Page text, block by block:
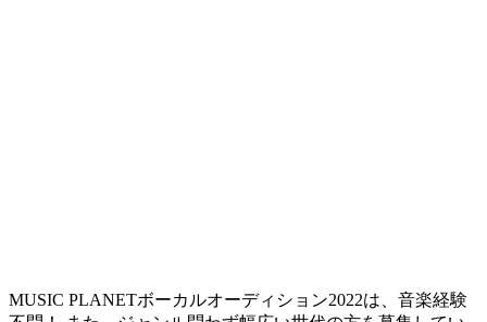
MUSIC PLANETボーカルオーディション2022は、音楽経験